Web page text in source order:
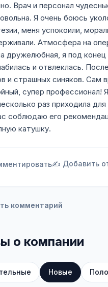
Врач и персонал
Я очень боюсь
меня успокоили,
Атмосфера на
дружелюбная, я под
и отвлеклась.
и страшных синяков. Сам
супер профессионал!
раз приходила для
соблюдаю его
катушку.
✍️ Добавить
комментарий
о компании
Новые